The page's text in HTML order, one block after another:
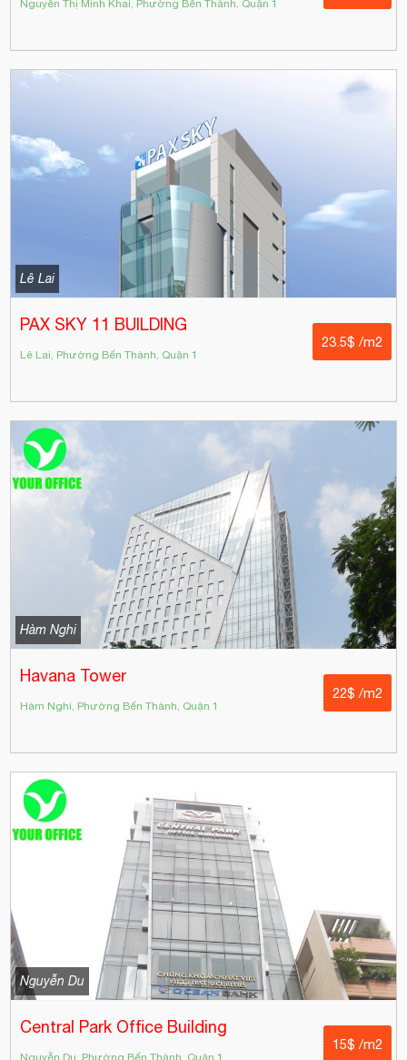
Nguyễn Thị Minh Khai, Phường Bến Thành, Quận 1
Lê Lai
PAX SKY 11 BUILDING
Lê Lai, Phường Bến Thành, Quận 1
23.5$ /m2
Hàm Nghi
Havana Tower
Hàm Nghi, Phường Bến Thành, Quận 1
22$ /m2
Nguyễn Du
Central Park Office Building
Nguyễn Du, Phường Bến Thành, Quận 1
15$ /m2